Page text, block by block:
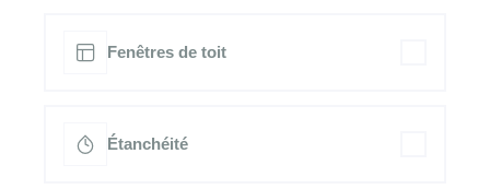
Fenêtres de toit
Étanchéité